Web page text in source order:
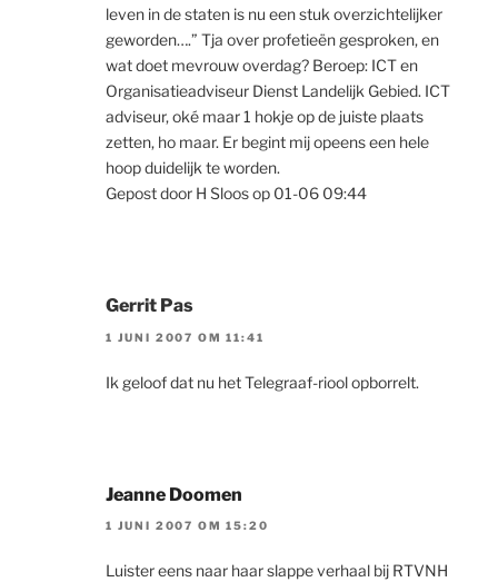
leven in de staten is nu een stuk overzichtelijker
geworden….” Tja over profetieën gesproken, en
wat doet mevrouw overdag? Beroep: ICT en
Organisatieadviseur Dienst Landelijk Gebied. ICT
adviseur, oké maar 1 hokje op de juiste plaats
zetten, ho maar. Er begint mij opeens een hele
hoop duidelijk te worden.
Gepost door H Sloos op 01-06 09:44
Gerrit Pas
1 JUNI 2007 OM 11:41
Ik geloof dat nu het Telegraaf-riool opborrelt.
Jeanne Doomen
1 JUNI 2007 OM 15:20
Luister eens naar haar slappe verhaal bij RTVNH